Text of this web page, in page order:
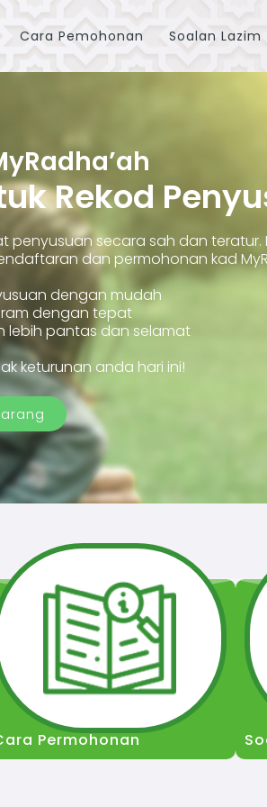
Cara Pemohonan Soalan Lazim
Rekod
secara sah dan
dan permohonan kad
dengan mudah
dengan tepat
lebih pantas dan selamat
keturunan anda hari ini!
Permohonan